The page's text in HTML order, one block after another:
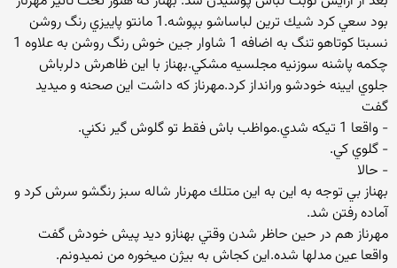
بود سعي كرد شيك ترين لباساشو بپوشه.1 مانتو پاييزي رنگ روشن
نسبتا كوتاهو تنگ به اضافه 1 شاوار جين خوش رنگ روشن به علاوه 1
چكمه پاشنه سوزنيه مجلسيه مشكي.بهناز با اين ظاهرش دلرباش
جلوي ايينه خودشو ورانداز كرد.مهرناز كه داشت اين صحنه و ميديد
گفت
- واقعا 1 تيكه شدي.مواظب باش فقط تو گلوش گير نكني.
- گلوي كي.
- حالا
بهناز بي توجه به اين به اين متلك مهرنار شاله سبز رنگشو سرش كرد و
آماده رفتن شد.
مهرناز هم در حين حاظر شدن وقتي بهنازو ديد پيش خودش گفت
واقعا عين مدلها شده.اين كجاش به بيژن ميخوره من نميدونم.